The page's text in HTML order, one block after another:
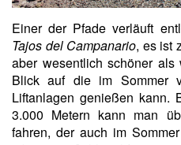
Einer der Pfade verläuft
Tajos del Campanario, es ist
aber wesentlich schöner
Blick auf die im Sommer
Liftanlagen genießen
3.000 Metern kann man
fahren, der auch im